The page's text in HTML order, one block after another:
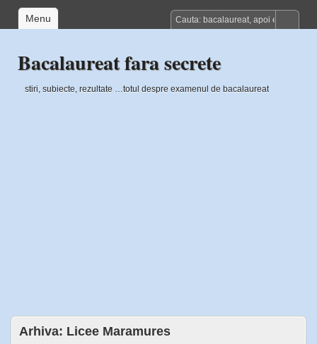
Menu
Bacalaureat fara secrete
stiri, subiecte, rezultate …totul despre examenul de bacalaureat
Arhiva: Licee Maramures